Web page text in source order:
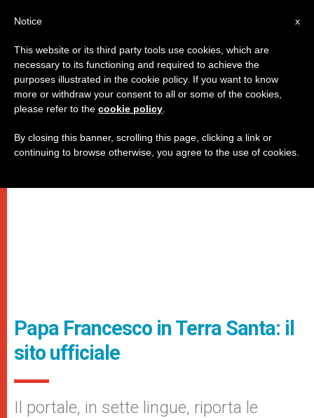
Papa Francesco in Terra Santa: il
sito ufficiale
Il portale, in sette lingue, riporta le
x
Notice
This website or its third party tools use cookies, which are
necessary to its functioning and required to achieve the
purposes illustrated in the cookie policy. If you want to know
more or withdraw your consent to all or some of the cookies,
please refer to the cookie policy
By closing this banner, scrolling this page, clicking a link or
continuing to browse otherwise, you agree to the use of cookies.